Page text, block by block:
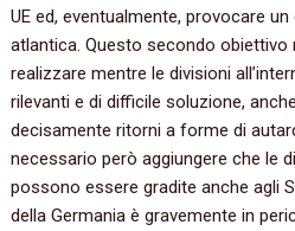
UE ed, eventualmente, provocare
atlantica. Questo secondo obiettivo
realizzare mentre le divisioni
rilevanti e di difficile soluzione,
decisamente ritorni a forme di
necessario però aggiungere che le
possono essere gradite anche agli
della Germania è gravemente in